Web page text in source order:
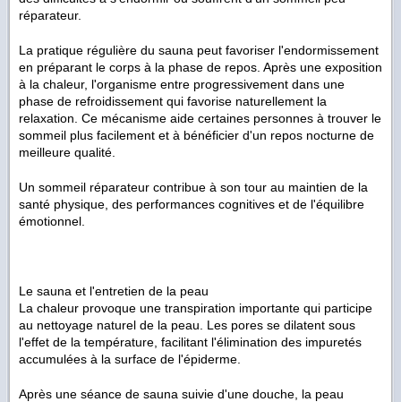
réparateur.
La pratique régulière du sauna peut favoriser l'endormissement
en préparant le corps à la phase de repos. Après une exposition
à la chaleur, l'organisme entre progressivement dans une
phase de refroidissement qui favorise naturellement la
relaxation. Ce mécanisme aide certaines personnes à trouver le
sommeil plus facilement et à bénéficier d'un repos nocturne de
meilleure qualité.
Un sommeil réparateur contribue à son tour au maintien de la
santé physique, des performances cognitives et de l'équilibre
émotionnel.
Le sauna et l'entretien de la peau
La chaleur provoque une transpiration importante qui participe
au nettoyage naturel de la peau. Les pores se dilatent sous
l'effet de la température, facilitant l'élimination des impuretés
accumulées à la surface de l'épiderme.
Après une séance de sauna suivie d'une douche, la peau